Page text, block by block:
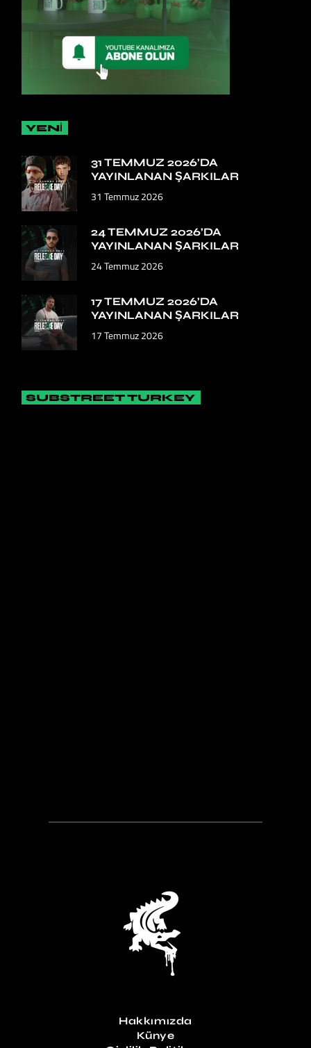
YENİ
31 TEMMUZ 2026’DA
YAYINLANAN ŞARKILAR
31 Temmuz 2026
24 TEMMUZ 2026’DA
YAYINLANAN ŞARKILAR
24 Temmuz 2026
17 TEMMUZ 2026’DA
YAYINLANAN ŞARKILAR
17 Temmuz 2026
SUBSTREET TURKEY
Hakkımızda
Künye